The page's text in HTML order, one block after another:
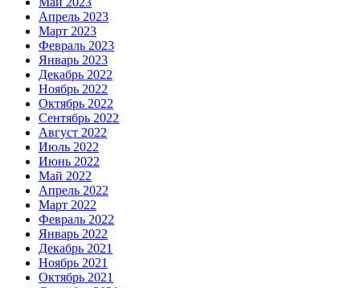
Апрель 2023
Март 2023
Февраль 2023
Январь 2023
Декабрь 2022
Ноябрь 2022
Октябрь 2022
Сентябрь 2022
Август 2022
Июль 2022
Июнь 2022
Май 2022
Апрель 2022
Март 2022
Февраль 2022
Январь 2022
Декабрь 2021
Ноябрь 2021
Октябрь 2021